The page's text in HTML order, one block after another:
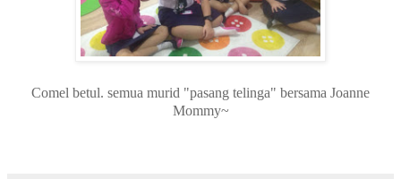
Comel betul. semua murid "pasang telinga" bersama Joanne
Mommy~